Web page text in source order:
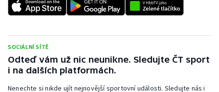
SOCIÁLNÍ SÍTĚ
Odteď vám už nic neunikne. Sledujte ČT sport
i na dalších platformách.
Nenechte si nikde ujít nejnovější sportovní události. Sledujte nás i